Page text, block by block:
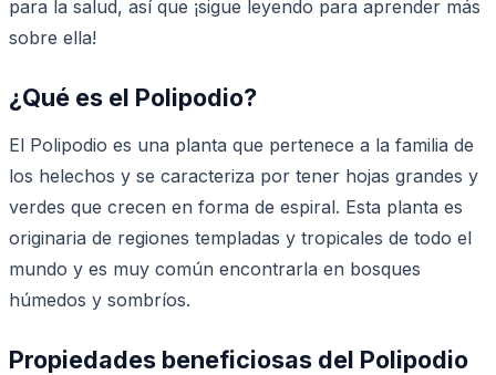
para la salud, así que ¡sigue leyendo para aprender más
sobre ella!
¿Qué es el Polipodio?
El Polipodio es una planta que pertenece a la familia de
los helechos y se caracteriza por tener hojas grandes y
verdes que crecen en forma de espiral. Esta planta es
originaria de regiones templadas y tropicales de todo el
mundo y es muy común encontrarla en bosques
húmedos y sombríos.
Propiedades beneficiosas del Polipodio